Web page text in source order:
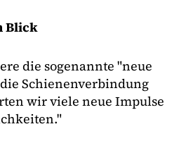
Blick
die sogenannte "neue
Schienenverbindung
wir viele neue Impulse